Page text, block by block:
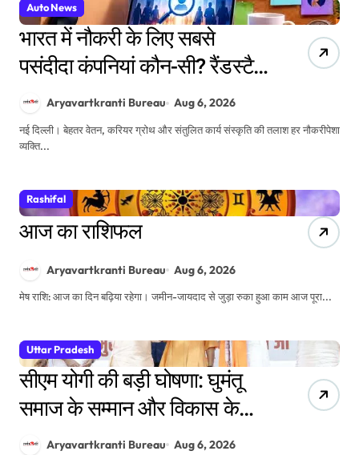
Auto News
भारत में नौकरी के लिए सबसे
पसंदीदा कंपनियां कौन-सी? रैंडस्टैड
की 2026 रिपोर्ट में गूगल नंबर-1
Aryavartkranti Bureau Aug 6, 2026
नई दिल्ली। बेहतर वेतन, करियर ग्रोथ और संतुलित कार्य संस्कृति की तलाश हर नौकरीपेशा
व्यक्ति...
Rashifal
आज का राशिफल
Aryavartkranti Bureau Aug 6, 2026
मेष राशि: आज का दिन बढ़िया रहेगा। जमीन-जायदाद से जुड़ा रुका हुआ काम आज पूरा...
Uttar Pradesh
सीएम योगी की बड़ी घोषणा: घुमंतू
समाज के सम्मान और विकास के
लिए बना ‘घुमंतू विकास बोर्ड’
Aryavartkranti Bureau Aug 6, 2026